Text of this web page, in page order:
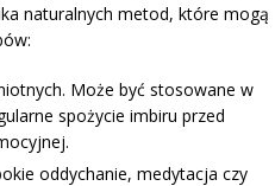
naturalnych metod, które mogą
Może być stosowane w
spożycie imbiru przed
oddychanie, medytacja czy